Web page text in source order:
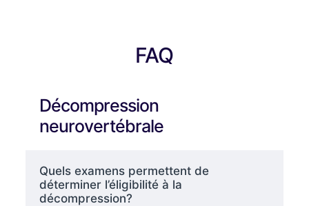
FAQ
Décompression
neurovertébrale
Quels examens permettent de
déterminer l’éligibilité à la
décompression?